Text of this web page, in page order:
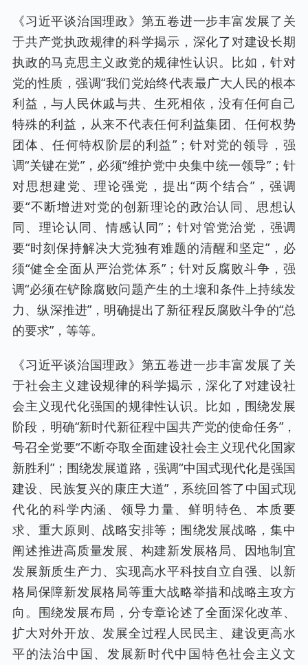
《习近平谈治国理政》第五卷进一步丰富发展了关
于共产党执政规律的科学揭示，深化了对建设长期
执政的马克思主义政党的规律性认识。比如，针对
党的性质，强调“我们党始终代表最广大人民的根本
利益，与人民休戚与共、生死相依，没有任何自己
特殊的利益，从来不代表任何利益集团、任何权势
团体、任何特权阶层的利益”；针对党的领导，强
调“关键在党”，必须“维护党中央集中统一领导”；针
对思想建党、理论强党，提出“两个结合”，强调
要“不断增进对党的创新理论的政治认同、思想认
同、理论认同、情感认同”；针对管党治党，强调
要“时刻保持解决大党独有难题的清醒和坚定”，必
须“健全全面从严治党体系”；针对反腐败斗争，强
调“必须在铲除腐败问题产生的土壤和条件上持续发
力、纵深推进”，明确提出了新征程反腐败斗争的“总
的要求”，等等。
《习近平谈治国理政》第五卷进一步丰富发展了关
于社会主义建设规律的科学揭示，深化了对建设社
会主义现代化强国的规律性认识。比如，围绕发展
阶段，明确“新时代新征程中国共产党的使命任务”，
号召全党要“不断夺取全面建设社会主义现代化国家
新胜利”；围绕发展道路，强调“中国式现代化是强国
建设、民族复兴的康庄大道”，系统回答了中国式现
代化的科学内涵、领导力量、鲜明特色、本质要
求、重大原则、战略安排等；围绕发展战略，集中
阐述推进高质量发展、构建新发展格局、因地制宜
发展新质生产力、实现高水平科技自立自强、以新
格局保障新发展格局等重大战略举措和战略主攻方
向。围绕发展布局，分专章论述了全面深化改革、
扩大对外开放、发展全过程人民民主、建设更高水
平的法治中国、发展新时代中国特色社会主义文